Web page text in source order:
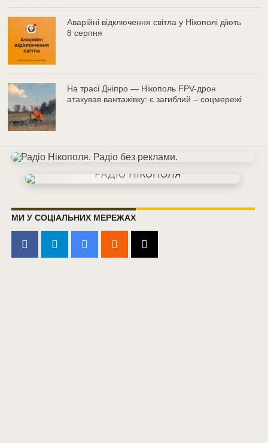
Аварійні відключення світла у Нікополі діють
8 серпня
На трасі Дніпро — Нікополь FPV-дрон
атакував вантажівку: є загиблий – соцмережі
МИ У СОЦІАЛЬНИХ МЕРЕЖАХ